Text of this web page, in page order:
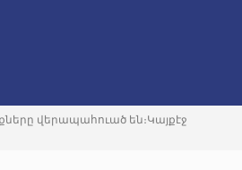
վերապահուած են։Կայքէջ